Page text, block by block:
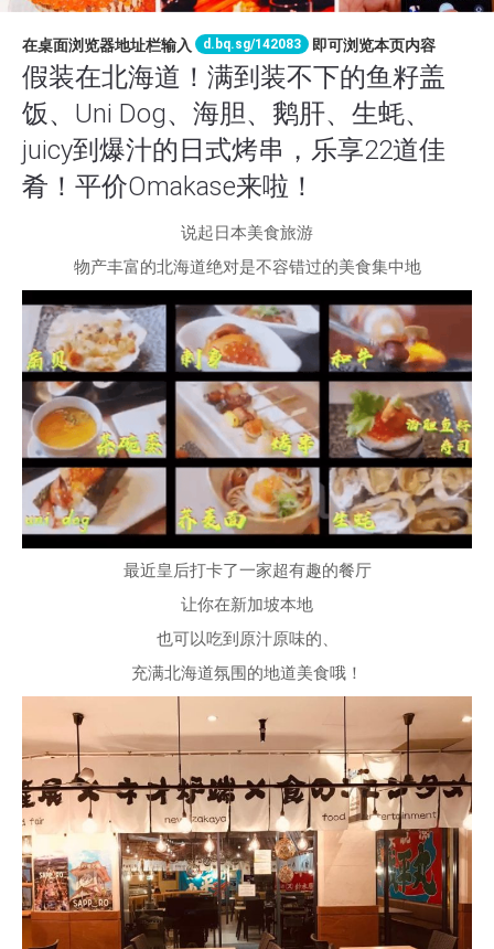
在桌面浏览器地址栏输入 d.bq.sg/142083 即可浏览本页内容
假装在北海道！满到装不下的鱼籽盖
饭、Uni Dog、海胆、鹅肝、生蚝、
juicy到爆汁的日式烤串，乐享22道佳
肴！平价Omakase来啦！
说起日本美食旅游
物产丰富的北海道绝对是不容错过的美食集中地
最近皇后打卡了一家超有趣的餐厅
让你在新加坡本地
也可以吃到原汁原味的、
充满北海道氛围的地道美食哦！